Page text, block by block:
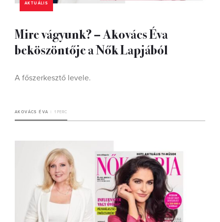
AKTUÁLIS
Mire vágyunk? – Akovács Éva
beköszöntője a Nők Lapjából
A főszerkesztő levele.
AKOVÁCS ÉVA 1 PERC